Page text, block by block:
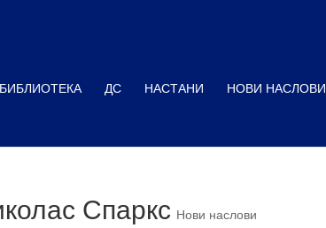
ДС НАСТАНИ НОВИ НАСЛОВИ
Спаркс Нови наслови